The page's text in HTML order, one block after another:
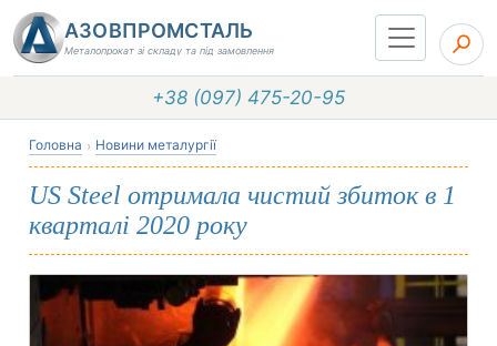
АЗОВПРОМСТАЛЬ
Металопрокат зі складу та під замовлення
+38 (097) 475-20-95
Головна Новини металургії
US Steel отримала чистий збиток в 1
кварталі 2020 року